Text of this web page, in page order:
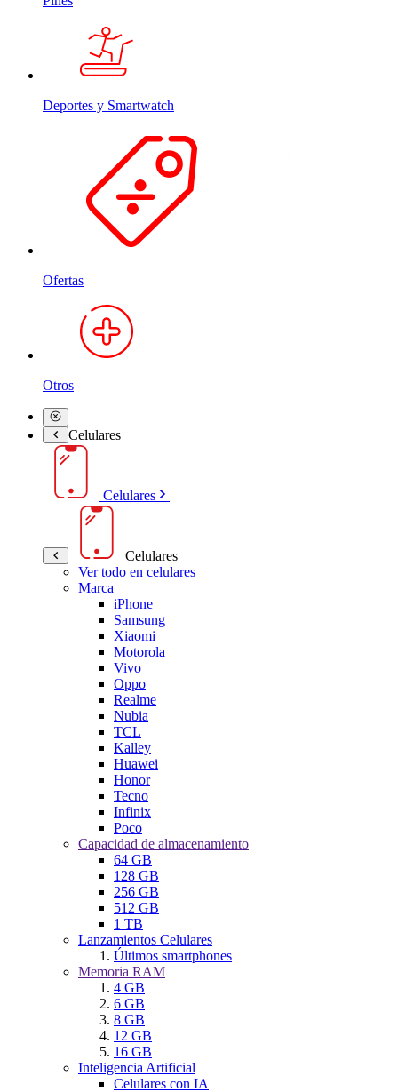
Deportes y Smartwatch
Ofertas
Otros
Celulares
Celulares
Celulares
Ver todo en celulares
Marca
iPhone
Samsung
Xiaomi
Motorola
Vivo
Oppo
Realme
Nubia
TCL
Kalley
Huawei
Honor
Tecno
Infinix
Poco
Capacidad de almacenamiento
64 GB
128 GB
256 GB
512 GB
1 TB
Lanzamientos Celulares
Últimos smartphones
Memoria RAM
4 GB
6 GB
8 GB
12 GB
16 GB
Inteligencia Artificial
Celulares con IA